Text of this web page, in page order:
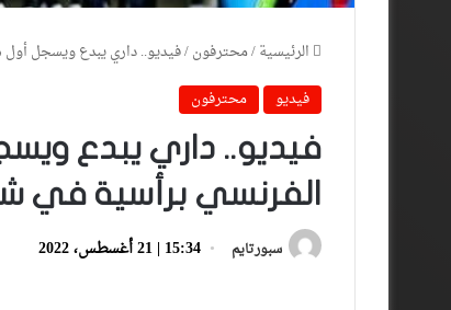
الرئيسية/محترفون/فيديو.. داري يبدع ويسجل
فيديو
محترفون
فيديو.. داري يبدع
الفرنسي برأسية في
سبورتايم 15:34 | 21 أغسطس، 2022